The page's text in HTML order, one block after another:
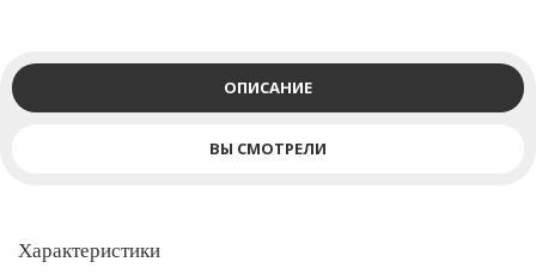
ОПИСАНИЕ
ВЫ СМОТРЕЛИ
Характеристики